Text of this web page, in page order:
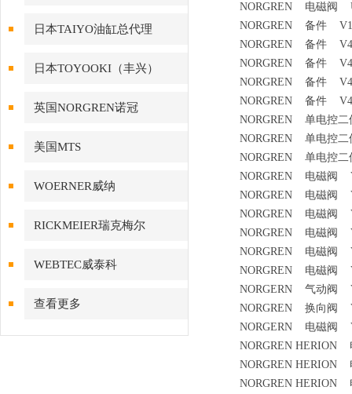
日本TAIYO油缸总代理
日本TOYOOKI（丰兴）
英国NORGREN诺冠
美国MTS
WOERNER威纳
RICKMEIER瑞克梅尔
WEBTEC威泰科
查看更多
NORGREN 电磁阀
NORGREN 备件
NORGREN 备件
NORGREN 备件
NORGREN 备件
NORGREN 备件
NORGREN 单电控二
NORGREN 单电控二
NORGREN 单电控二
NORGREN 电磁阀
NORGREN 电磁阀
NORGREN 电磁阀
NORGREN 电磁阀
NORGREN 电磁阀
NORGREN 电磁阀
NORGERN 气动阀
NORGREN 换向阀
NORGERN 电磁阀
NORGREN HERION
NORGREN HERION
NORGREN HERION